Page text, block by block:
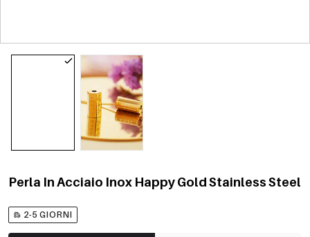
Perla In Acciaio Inox Happy Gold Stainless Steel
2-5 GIORNI